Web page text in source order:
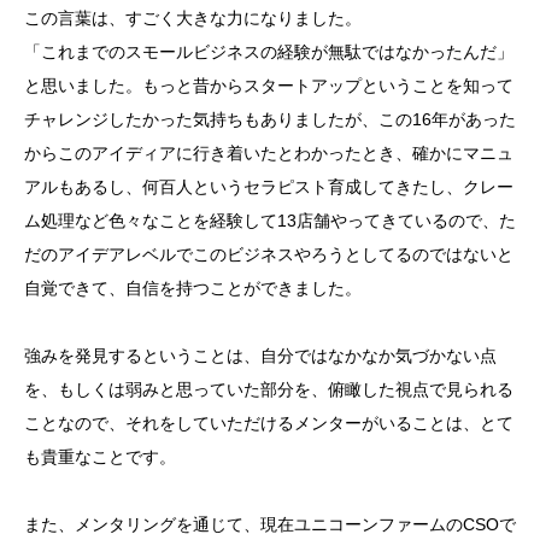
この言葉は、すごく大きな力になりました。
「これまでのスモールビジネスの経験が無駄ではなかったんだ」
と思いました。もっと昔からスタートアップということを知って
チャレンジしたかった気持ちもありましたが、この16年があった
からこのアイディアに行き着いたとわかったとき、確かにマニュ
アルもあるし、何百人というセラピスト育成してきたし、クレー
ム処理など色々なことを経験して13店舗やってきているので、た
だのアイデアレベルでこのビジネスやろうとしてるのではないと
自覚できて、自信を持つことができました。
強みを発見するということは、自分ではなかなか気づかない点
を、もしくは弱みと思っていた部分を、俯瞰した視点で見られる
ことなので、それをしていただけるメンターがいることは、とて
も貴重なことです。
また、メンタリングを通じて、現在ユニコーンファームのCSOで